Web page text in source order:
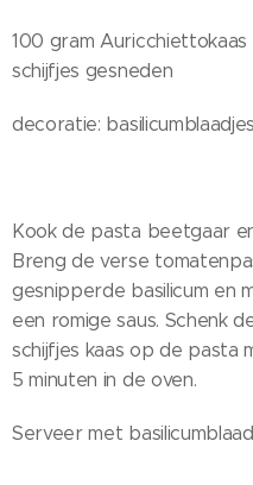
100 gram
schijfjes gesneden
decoratie: basilicumblaadjes
Kook de pasta beetgaar
Breng de verse
gesnipperde basilicum en
een romige saus. Schenk
schijfjes kaas op de pasta
5 minuten in de oven.
Serveer met